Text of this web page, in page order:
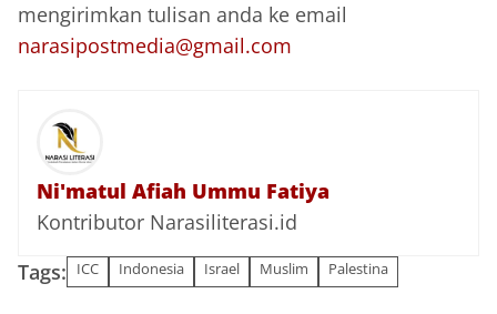
mengirimkan tulisan anda ke email
narasipostmedia@gmail.com
Ni'matul Afiah Ummu Fatiya
Kontributor Narasiliterasi.id
Tags:
ICC Indonesia Israel Muslim Palestina